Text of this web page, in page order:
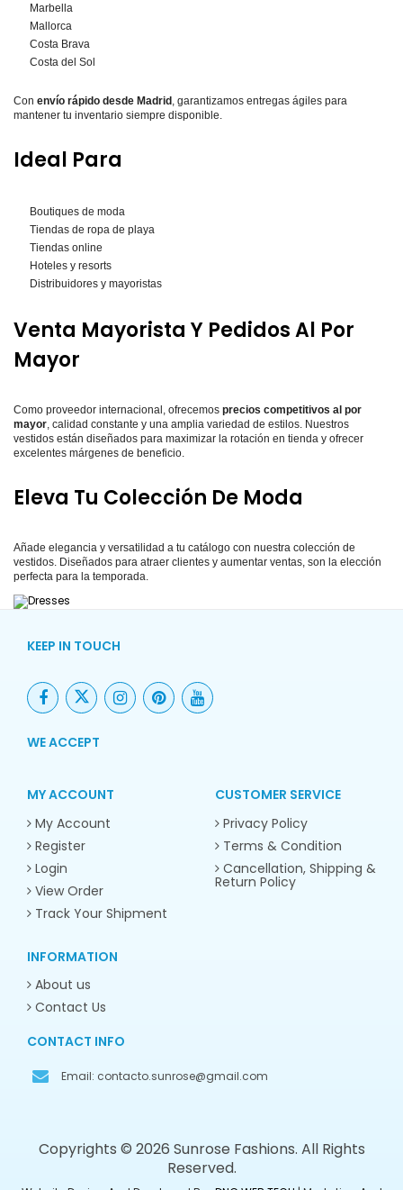
Marbella
Mallorca
Costa Brava
Costa del Sol
Con envío rápido desde Madrid , garantizamos entregas ágiles para
mantener tu inventario siempre disponible.
Ideal Para
Boutiques de moda
Tiendas de ropa de playa
Tiendas online
Hoteles y resorts
Distribuidores y mayoristas
Venta Mayorista Y Pedidos Al Por
Mayor
Como proveedor internacional, ofrecemos precios competitivos al por
mayor , calidad constante y una amplia variedad de estilos. Nuestros
vestidos están diseñados para maximizar la rotación en tienda y ofrecer
excelentes márgenes de beneficio.
Eleva Tu Colección De Moda
Añade elegancia y versatilidad a tu catálogo con nuestra colección de
vestidos. Diseñados para atraer clientes y aumentar ventas, son la elección
perfecta para la temporada.
KEEP IN TOUCH
WE ACCEPT
MY ACCOUNT
My Account
Register
Login
View Order
Track Your Shipment
CUSTOMER SERVICE
Privacy Policy
Terms & Condition
Cancellation, Shipping &
Return Policy
INFORMATION
About us
Contact Us
CONTACT INFO
Email: contacto.sunrose@gmail.com
Copyrights © 2026 Sunrose Fashions. All Rights
Reserved.